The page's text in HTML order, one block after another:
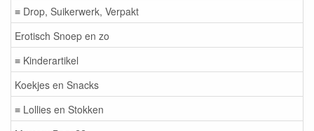
≡ Drop, Suikerwerk, Verpakt
Erotisch Snoep en zo
≡ Kinderartikel
Koekjes en Snacks
≡ Lollies en Stokken